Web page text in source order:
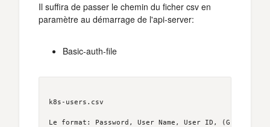
Il suffira de passer le chemin du ficher csv en
paramètre au démarrage de l'api-server:
Basic-auth-file
k8s-users.csv
Le format: Password, User Name, User ID, (Group: